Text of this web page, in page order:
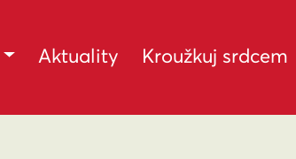
Aktuality Kroužkuj srdcem